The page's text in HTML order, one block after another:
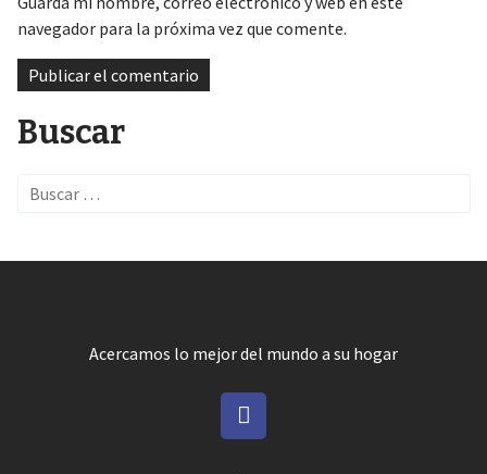
navegador para la próxima vez que comente.
Buscar
Search
Acercamos lo mejor del mundo a su hogar